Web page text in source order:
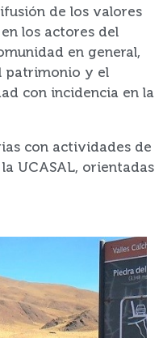
de los valores
los actores del
en general,
patrimonio y el
con incidencia en la
con actividades de
UCASAL, orientadas